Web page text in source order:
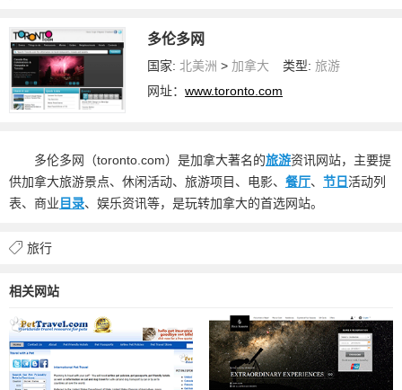
多伦多网
国家: 北美洲 >加拿大 类型: 旅游
网址：www.toronto.com
多伦多网（toronto.com）是加拿大著名的旅游资讯网站，主要提
供加拿大旅游景点、休闲活动、旅游项目、电影、 餐厅、 节日活动列
表、商业 目录、娱乐资讯等，是玩转加拿大的首选网站。
旅行
相关网站